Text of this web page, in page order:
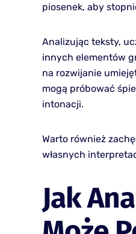
piosenek, aby
Analizując teksty,
innych elementów
na rozwijanie
mogą próbować
intonacji.
Warto również
własnych
Jak